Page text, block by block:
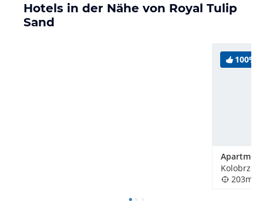
Hotels in der Nähe von Royal Tulip
Sand
100%
203m